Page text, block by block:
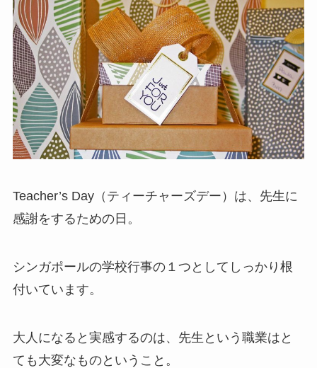
Teacher’s Day（ティーチャーズデー）は、先生に
感謝をするための日。
シンガポールの学校行事の１つとしてしっかり根
付いています。
大人になると実感するのは、先生という職業はと
ても大変なものということ。